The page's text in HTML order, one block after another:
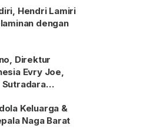
Hendri Lamiri
dengan
Direktur
Evry Joe,
Sutradara
Keluarga &
Naga Barat